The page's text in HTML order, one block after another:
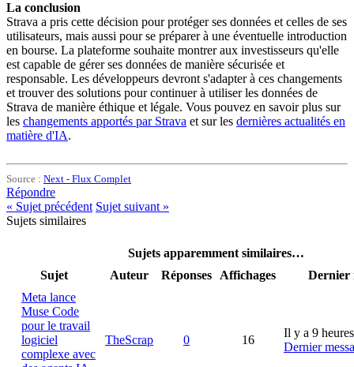
La conclusion
Strava a pris cette décision pour protéger ses données et celles de ses
utilisateurs, mais aussi pour se préparer à une éventuelle introduction
en bourse. La plateforme souhaite montrer aux investisseurs qu'elle
est capable de gérer ses données de manière sécurisée et
responsable. Les développeurs devront s'adapter à ces changements
et trouver des solutions pour continuer à utiliser les données de
Strava de manière éthique et légale. Vous pouvez en savoir plus sur
les changements apportés par Strava et sur les dernières actualités en
matière d'IA.
Source : Next - Flux Complet
Répondre
« Sujet précédent Sujet suivant »
Sujets similaires
Sujets apparemment similaires…
Sujet
Auteur Réponses Affichages
Dernier
Meta lance
Muse Code
pour le travail
logiciel
complexe avec
TheScrap 0 16
Il y a 9 heures
Dernier